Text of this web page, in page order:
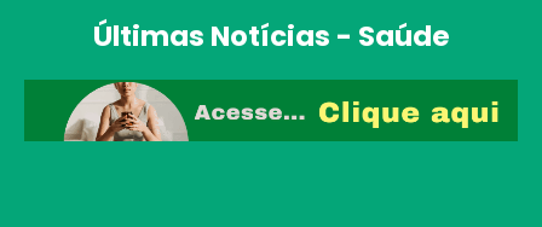
Últimas Notícias - Saúde